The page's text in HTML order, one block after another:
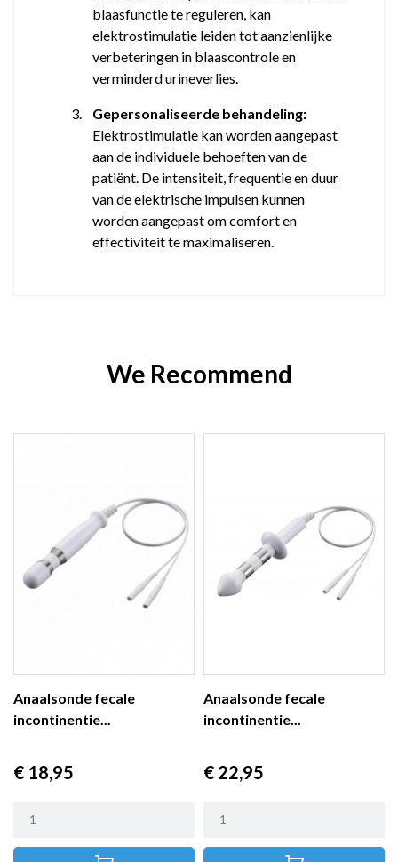
blaasfunctie te reguleren, kan
elektrostimulatie leiden tot aanzienlijke
verbeteringen in blaascontrole en
verminderd urineverlies.
3.
Gepersonaliseerde behandeling:
Elektrostimulatie kan worden aangepast
aan de individuele behoeften van de
patiënt. De intensiteit, frequentie en duur
van de elektrische impulsen kunnen
worden aangepast om comfort en
effectiviteit te maximaliseren.
We Recommend
Anaalsonde fecale
incontinentie...
Prijs
€ 18,95
Anaalsonde fecale
incontinentie...
Prijs
€ 22,95